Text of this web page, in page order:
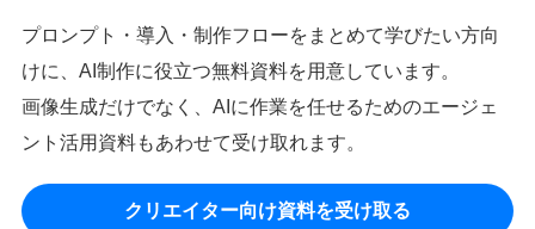
プロンプト・導入・制作フローをまとめて学びたい方向
けに、AI制作に役立つ無料資料を用意しています。
画像生成だけでなく、AIに作業を任せるためのエージェ
ント活用資料もあわせて受け取れます。
クリエイター向け資料を受け取る